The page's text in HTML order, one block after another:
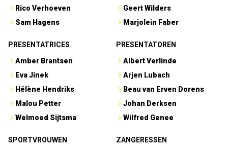
Rico Verhoeven
Sam Hagens
Geert Wilders
Marjolein Faber
PRESENTATRICES
Amber Brantsen
Eva Jinek
Hélène Hendriks
Malou Petter
Welmoed Sijtsma
PRESENTATOREN
Albert Verlinde
Arjen Lubach
Beau van Erven Dorens
Johan Derksen
Wilfred Genee
SPORTVROUWEN ZANGERESSEN